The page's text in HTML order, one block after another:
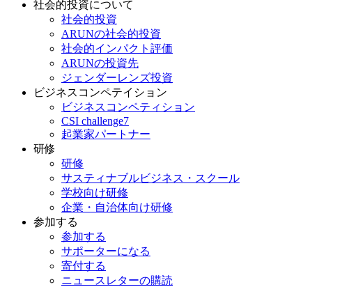
社会的投資について
社会的投資
ARUNの社会的投資
社会的インパクト評価
ARUNの投資先
ジェンダーレンズ投資
ビジネスコンペテイション
ビジネスコンペティション
CSI challenge7
起業家パートナー
研修
研修
サスティナブルビジネス・スクール
学校向け研修
企業・自治体向け研修
参加する
参加する
サポーターになる
寄付する
ニュースレターの購読